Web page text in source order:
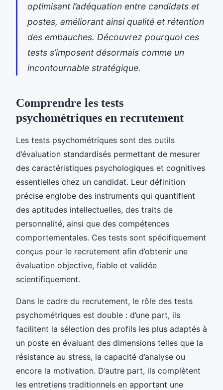
optimisant l’adéquation entre candidats et
postes, améliorant ainsi qualité et rétention
des embauches. Découvrez pourquoi ces
tests s’imposent désormais comme un
incontournable stratégique.
Comprendre les tests
psychométriques en recrutement
Les tests psychométriques sont des outils
d’évaluation standardisés permettant de mesurer
des caractéristiques psychologiques et cognitives
essentielles chez un candidat. Leur définition
précise englobe des instruments qui quantifient
des aptitudes intellectuelles, des traits de
personnalité, ainsi que des compétences
comportementales. Ces tests sont spécifiquement
conçus pour le recrutement afin d’obtenir une
évaluation objective, fiable et validée
scientifiquement.
Dans le cadre du recrutement, le rôle des tests
psychométriques est double : d’une part, ils
facilitent la sélection des profils les plus adaptés à
un poste en évaluant des dimensions telles que la
résistance au stress, la capacité d’analyse ou
encore la motivation. D’autre part, ils complètent
les entretiens traditionnels en apportant une